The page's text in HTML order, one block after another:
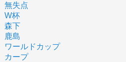
無失点
W杯
森下
鹿島
ワールドカップ
カープ